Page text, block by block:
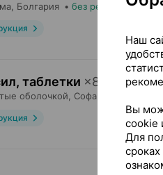
, Болгария • без рецепта
таблетки ×80
оболочкой, Софарма
Наш
Вы
cookie
Для